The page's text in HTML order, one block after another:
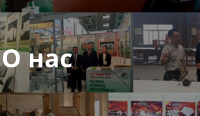
О нас